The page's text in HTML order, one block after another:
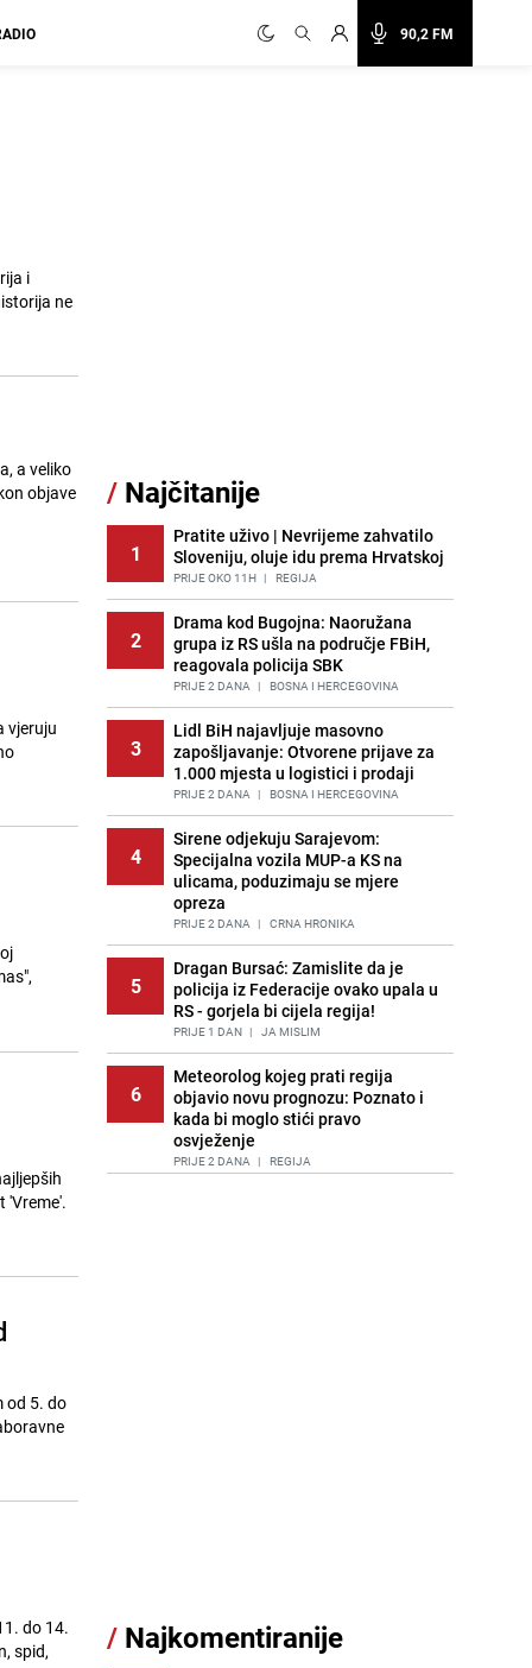
90,2 FM
i
ne
a veliko
objave
vjeruju
'Vreme'.
od 5. do
do 14.
spid,
/ Najčitanije
1
Pratite uživo | Nevrijeme zahvatilo
Sloveniju, oluje idu prema Hrvatskoj
PRIJE OKO 11H | REGIJA
2
Drama kod Bugojna: Naoružana
grupa iz RS ušla na područje FBiH,
reagovala policija SBK
PRIJE 2 DANA | BOSNA I HERCEGOVINA
3
Lidl BiH najavljuje masovno
zapošljavanje: Otvorene prijave za
1.000 mjesta u logistici i prodaji
PRIJE 2 DANA | BOSNA I HERCEGOVINA
4
Sirene odjekuju Sarajevom:
Specijalna vozila MUP-a KS na
ulicama, poduzimaju se mjere
opreza
PRIJE 2 DANA | CRNA HRONIKA
5
Dragan Bursać: Zamislite da je
policija iz Federacije ovako upala u
RS - gorjela bi cijela regija!
PRIJE 1 DAN | JA MISLIM
6
Meteorolog kojeg prati regija
objavio novu prognozu: Poznato i
kada bi moglo stići pravo
osvježenje
PRIJE 2 DANA | REGIJA
11
KS opkolili zgradu
LOKALNE TEME
/ Najkomentiranije